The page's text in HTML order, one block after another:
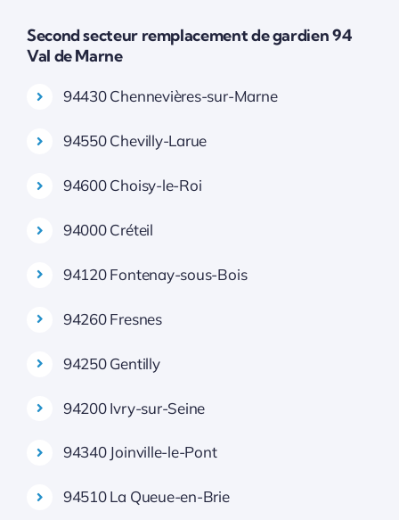
Second secteur remplacement de gardien 94
Val de Marne
94430 Chennevières-sur-Marne
94550 Chevilly-Larue
94600 Choisy-le-Roi
94000 Créteil
94120 Fontenay-sous-Bois
94260 Fresnes
94250 Gentilly
94200 Ivry-sur-Seine
94340 Joinville-le-Pont
94510 La Queue-en-Brie